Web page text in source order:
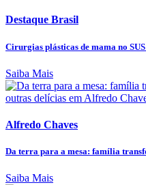
Destaque Brasil
Cirurgias plásticas de mama no
Saiba Mais
Alfredo Chaves
Da terra para a mesa: família
Saiba Mais